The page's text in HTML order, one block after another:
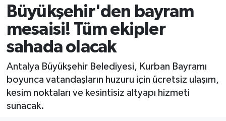
Büyükşehir'den bayram
mesaisi! Tüm ekipler
sahada olacak
Antalya Büyükşehir Belediyesi, Kurban Bayramı
boyunca vatandaşların huzuru için ücretsiz ulaşım,
kesim noktaları ve kesintisiz altyapı hizmeti
sunacak.
Asayiş
Turizm
Magazin
Ekonomi
Antalya Namaz Vakitleri
Antalya Trafik Yoğunluk Haritası
Tüm Manşetler
Son Dakika Haberleri